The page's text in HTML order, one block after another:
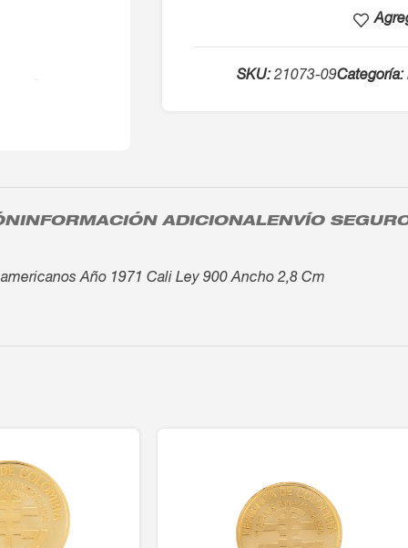
SKU:21073-09Categoría:
INFORMACIÓN ADICIONALENVÍO
Año 1971 Cali Ley 900 Ancho 2,8 Cm